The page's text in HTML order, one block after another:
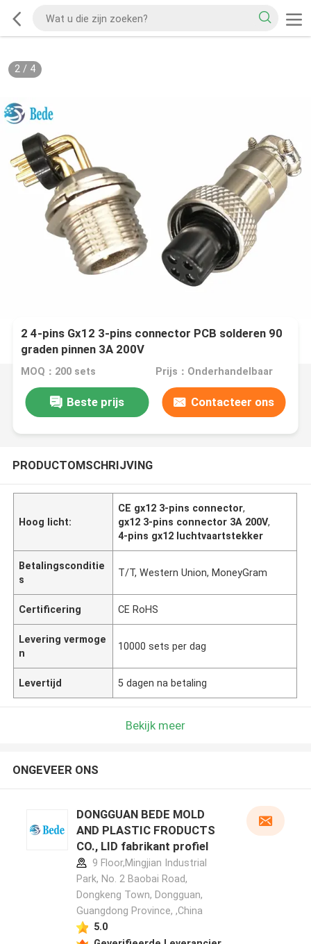
2/ 4
2 4-pins Gx12 3-pins connector PCB solderen 90
graden pinnen 3A 200V
MOQ：200 sets Prijs：Onderhandelbaar
Beste prijs Contacteer ons
PRODUCTOMSCHRIJVING
Hoog licht:
CE gx12 3-pins connector,
gx12 3-pins connector 3A 200V,
4-pins gx12 luchtvaartstekker
Betalingsconditie
s
T/T, Western Union, MoneyGram
Certificering CE RoHS
Levering vermoge
n
10000 sets per dag
Levertijd 5 dagen na betaling
Bekijk meer
ONGEVEER ONS
DONGGUAN BEDE MOLD
AND PLASTIC FRODUCTS
CO., LID fabrikant profiel
9 Floor,Mingjian Industrial
Park, No. 2 Baobai Road,
Dongkeng Town, Dongguan,
Guangdong Province, ,China
5.0